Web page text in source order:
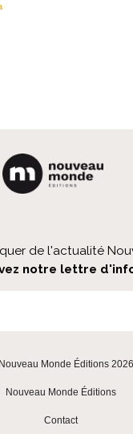
de l'actualité
notre lettre
Monde Éditions 2026
Nouveau Monde Éditions
Contact